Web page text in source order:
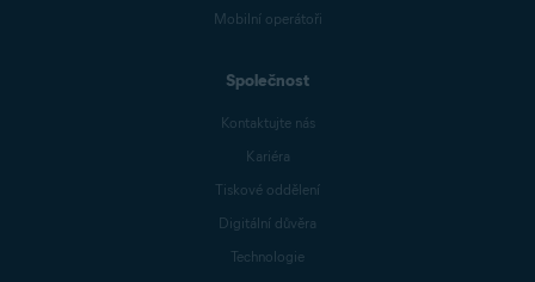
Mobilní operátoři
Společnost
Kontaktujte nás
Kariéra
Tiskové oddělení
Digitální důvěra
Technologie